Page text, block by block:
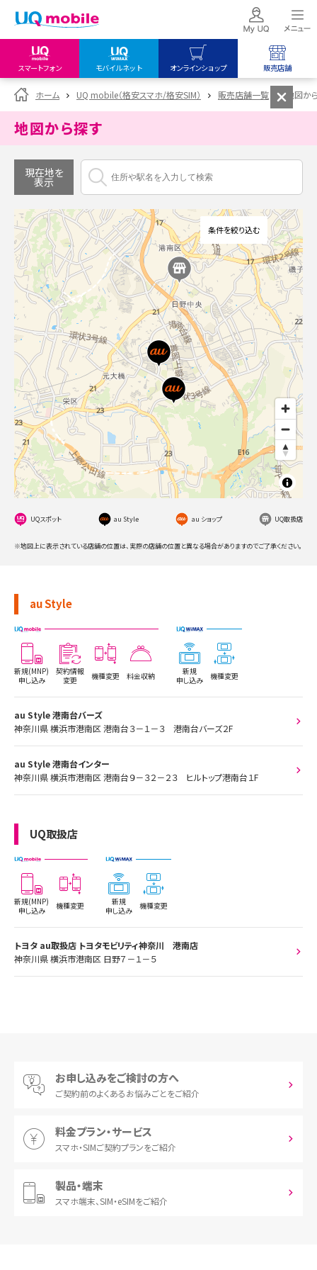
スマートフォン モバイルネット オンラインショップ 販売店舗
my UQ WiMAX
UQ WiMAX ご契約の方
My UQ mobile
UQ mobile
UQ mobile
オンラインショップ
UQ WiMAX
UQ mobile
販売店舗
UQ WiMAX
ホーム UQ mobile（格安スマホ/格安SIM） 販売店舗一覧 地図か
地図から探す
現在地を
表示
条件を絞り込む
UQスポット au Style au ショップ UQ取扱店
※地図上に表示されている店舗の位置は、実際の店舗の位置と異なる場合がありますのでご了承ください。
au Style
新規(MNP)
申し込み
契約情報
変更
機種変更 料金収納
新規
申し込み
機種変更
au Style 港南台バーズ
神奈川県 横浜市港南区 港南台３－１－３ 港南台バーズ２F
au Style 港南台インター
神奈川県 横浜市港南区 港南台９－３２－２３ ヒルトップ港南台１F
UQ取扱店
新規(MNP)
申し込み
機種変更
新規
申し込み
機種変更
トヨタ au取扱店 トヨタモビリティ神奈川 港南店
神奈川県 横浜市港南区 日野７－１－５
お申し込みをご検討の方へ
ご契約前のよくあるお悩みごとをご紹介
料金プラン・サービス
スマホ・SIMご契約プランをご紹介
製品・端末
スマホ端末、SIM・eSIMをご紹介